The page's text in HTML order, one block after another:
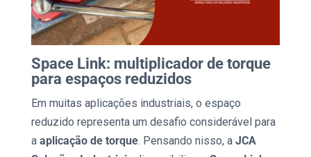
Space Link: multiplicador de torque
para espaços reduzidos
Em muitas aplicações industriais, o espaço
reduzido representa um desafio considerável para
a aplicação de torque. Pensando nisso, a JCA